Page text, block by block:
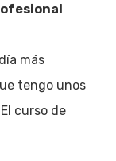
más
tengo unos
curso de